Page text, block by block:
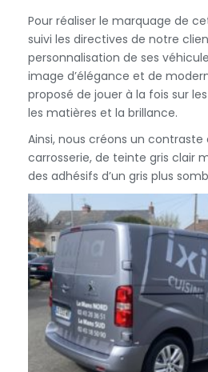
Pour réaliser le marquage de
suivi les directives de notre
personnalisation de ses
image d’élégance et de
proposé de jouer à la fois sur
les matières et la brillance.
Ainsi, nous créons un
carrosserie, de teinte gris clair
des adhésifs d’un gris plus